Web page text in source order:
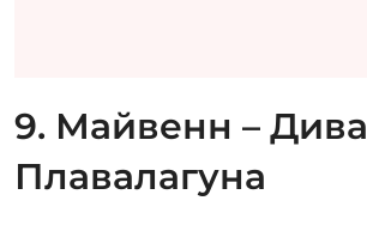
9. Майвенн – Дива
Плавалагуна